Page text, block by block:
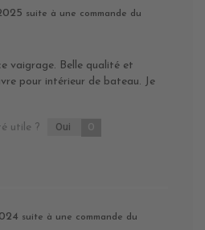
suite à une commande du
vaigrage. Belle qualité et
pour intérieur de bateau. Je
utile ? Oui 0
suite à une commande du